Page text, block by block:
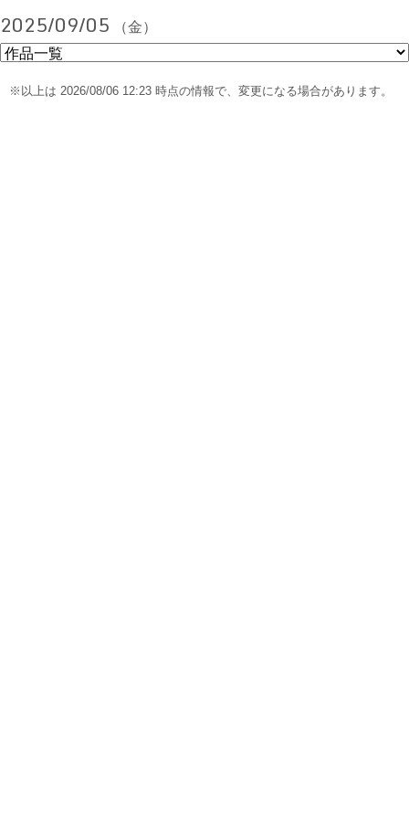
2025/09/05 （金）
※以上は 2026/08/06 12:23 時点の情報で、変更になる場合があります。